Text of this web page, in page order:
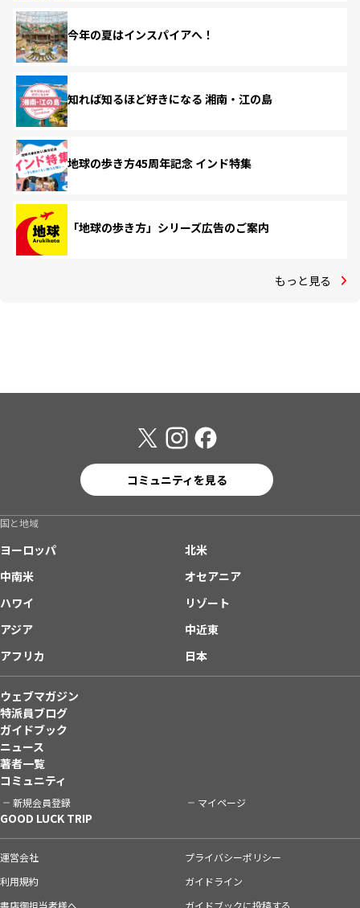
今年の夏はインスパイアへ！
知れば知るほど好きになる 湘南・江の島
地球の歩き方45周年記念 インド特集
「地球の歩き方」シリーズ広告のご案内
もっと見る
コミュニティを見る
国と地域
ヨーロッパ
北米
中南米
オセアニア
ハワイ
リゾート
アジア
中近東
アフリカ
日本
ウェブマガジン
特派員ブログ
ガイドブック
ニュース
著者一覧
コミュニティ
新規会員登録 マイページ
GOOD LUCK TRIP
運営会社
プライバシーポリシー
利用規約
ガイドライン
書店御担当者様へ
ガイドブックに投稿する